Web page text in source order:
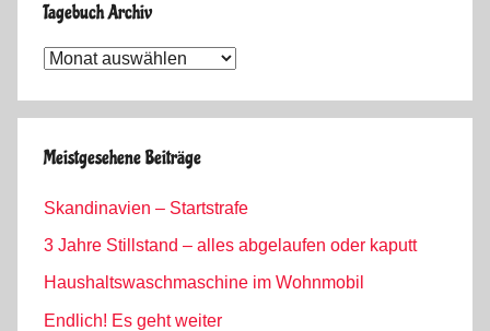
Tagebuch Archiv
Tagebuch
Meistgesehene Beiträge
Skandinavien – Startstrafe
3 Jahre Stillstand – alles abgelaufen oder kaputt
Haushaltswaschmaschine im Wohnmobil
Endlich! Es geht weiter